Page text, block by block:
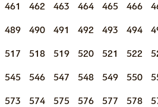
461 462 463 464 465 466
489 490 491 492 493 494
517 518 519 520 521 522
545 546 547 548 549 550
573 574 575 576 577 578